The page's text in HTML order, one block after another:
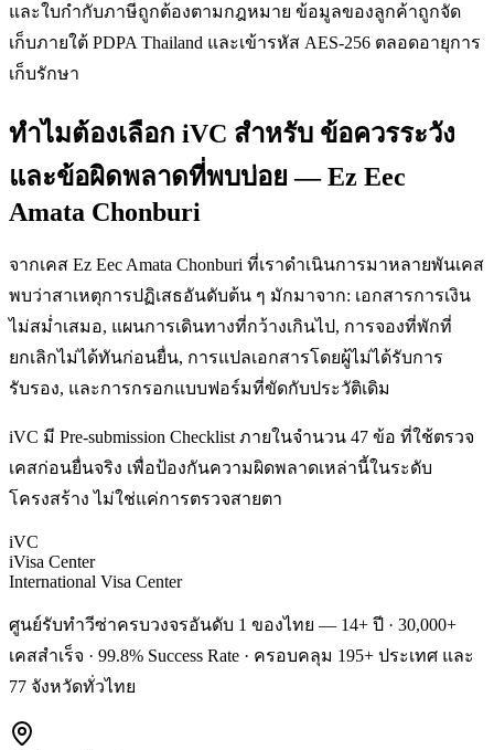
และใบกำกับภาษีถูกต้องตามกฎหมาย ข้อมูลของลูกค้าถูกจัด
เก็บภายใต้ PDPA Thailand และเข้ารหัส AES-256 ตลอดอายุการ
เก็บรักษา
ทำไมต้องเลือก iVC สำหรับ ข้อควรระวัง
และข้อผิดพลาดที่พบบ่อย — Ez Eec
Amata Chonburi
จากเคส Ez Eec Amata Chonburi ที่เราดำเนินการมาหลายพันเคส
พบว่าสาเหตุการปฏิเสธอันดับต้น ๆ มักมาจาก: เอกสารการเงิน
ไม่สม่ำเสมอ, แผนการเดินทางที่กว้างเกินไป, การจองที่พักที่
ยกเลิกไม่ได้ทันก่อนยื่น, การแปลเอกสารโดยผู้ไม่ได้รับการ
รับรอง, และการกรอกแบบฟอร์มที่ขัดกับประวัติเดิม
iVC มี Pre-submission Checklist ภายในจำนวน 47 ข้อ ที่ใช้ตรวจ
เคสก่อนยื่นจริง เพื่อป้องกันความผิดพลาดเหล่านี้ในระดับ
โครงสร้าง ไม่ใช่แค่การตรวจสายตา
iVC
iVisa Center
International Visa Center
ศูนย์รับทำวีซ่าครบวงจรอันดับ 1 ของไทย — 14+ ปี · 30,000+
เคสสำเร็จ · 99.8% Success Rate · ครอบคลุม 195+ ประเทศ และ
77 จังหวัดทั่วไทย